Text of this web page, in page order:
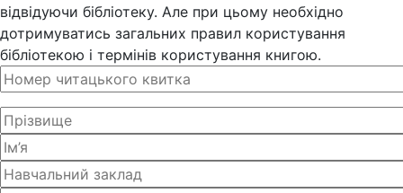
відвідуючи бібліотеку. Але при цьому необхідно
дотримуватись загальних правил користування
бібліотекою і термінів користування книгою.